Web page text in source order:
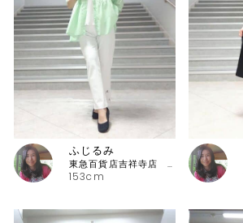
153cm
ふじるみ
東急百貨店吉祥寺店 ピッコーネ